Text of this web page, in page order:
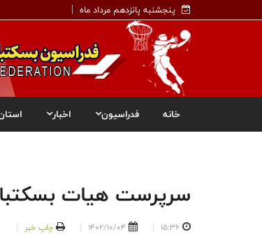
پنجشنبه پانزدهم مرداد ماه
خانه فدراسیون اخبار
سرپرست هیات
15:36
1402/10/04 چاپ خبر